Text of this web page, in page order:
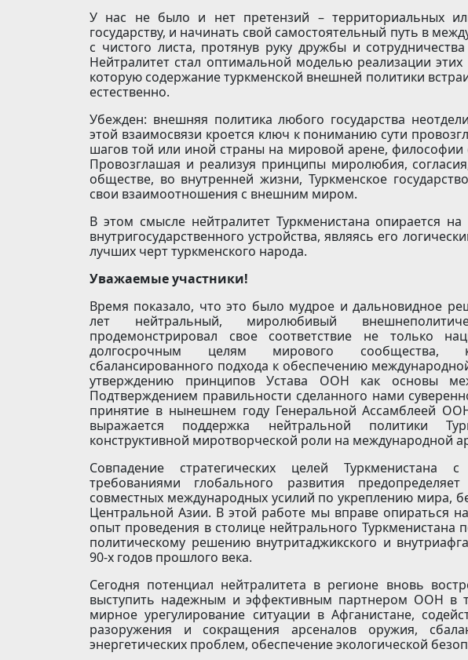
У нас не было и нет претензий – территориальных
государству, и начинать свой самостоятельный путь в
с чистого листа, протянув руку дружбы и
Нейтралитет стал оптимальной моделью реализации
которую содержание туркменской внешней политики
естественно.
Убежден: внешняя политика любого государства
этой взаимосвязи кроется ключ к пониманию сути
шагов той или иной страны на мировой арене, философии
Провозглашая и реализуя принципы миролюбия,
обществе, во внутренней жизни, Туркменское
свои взаимоотношения с внешним миром.
В этом смысле нейтралитет Туркменистана опирается
внутригосударственного устройства, являясь его
лучших черт туркменского народа.
Уважаемые участники!
Время показало, что это было мудрое и дальновидное
лет нейтральный, миролюбивый
продемонстрировал свое соответствие не только
долгосрочным целям мирового сообщества,
сбалансированного подхода к обеспечению
утверждению принципов Устава ООН как основы
Подтверждением правильности сделанного нами
принятие в нынешнем году Генеральной Ассамблеей
выражается поддержка нейтральной политики
конструктивной миротворческой роли на международной
Совпадение стратегических целей
требованиями глобального развития
совместных международных усилий по укреплению мира,
Центральной Азии. В этой работе мы вправе опираться
опыт проведения в столице нейтрального
политическому решению внутритаджикского и
90-х годов прошлого века.
Сегодня потенциал нейтралитета в регионе вновь
выступить надежным и эффективным партнером ООН в
мирное урегулирование ситуации в Афганистане,
разоружения и сокращения арсеналов оружия,
энергетических проблем, обеспечение экологической